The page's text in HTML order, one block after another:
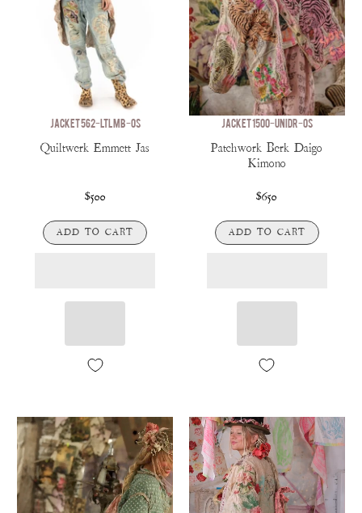
JACKET 562-LTLMB-OS
Quiltwerk Emmett Jas
$500
ADD TO CART
JACKET 1500-UNIDR-OS
Patchwork Berk Daigo
Kimono
$650
ADD TO CART